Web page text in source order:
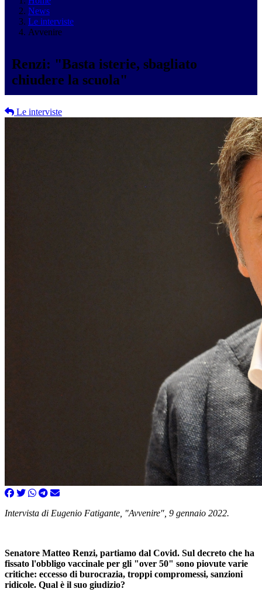
News
Le interviste
Avvenire
Renzi: "Basta isterie, sbagliato
chiudere la scuola"
Le interviste
Intervista di Eugenio Fatigante, "Avvenire", 9 gennaio 2022.
Senatore Matteo Renzi, partiamo dal Covid. Sul decreto che ha
fissato l'obbligo vaccinale per gli "over 50" sono piovute varie
critiche: eccesso di burocrazia, troppi compromessi, sanzioni
ridicole. Qual è il suo giudizio?